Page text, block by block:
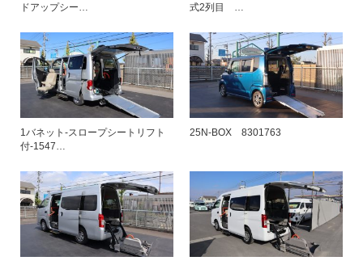
ドアップシー…
式2列目 …
1バネット-スロープシートリフト
付-1547…
25N-BOX 8301763